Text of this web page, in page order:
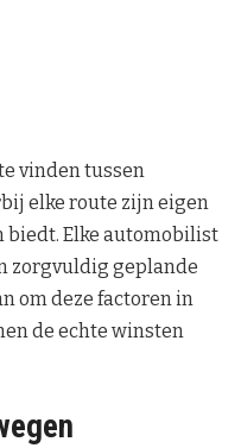
vinden tussen
elke route zijn eigen
Elke automobilist
zorgvuldig geplande
om deze factoren in
de echte winsten